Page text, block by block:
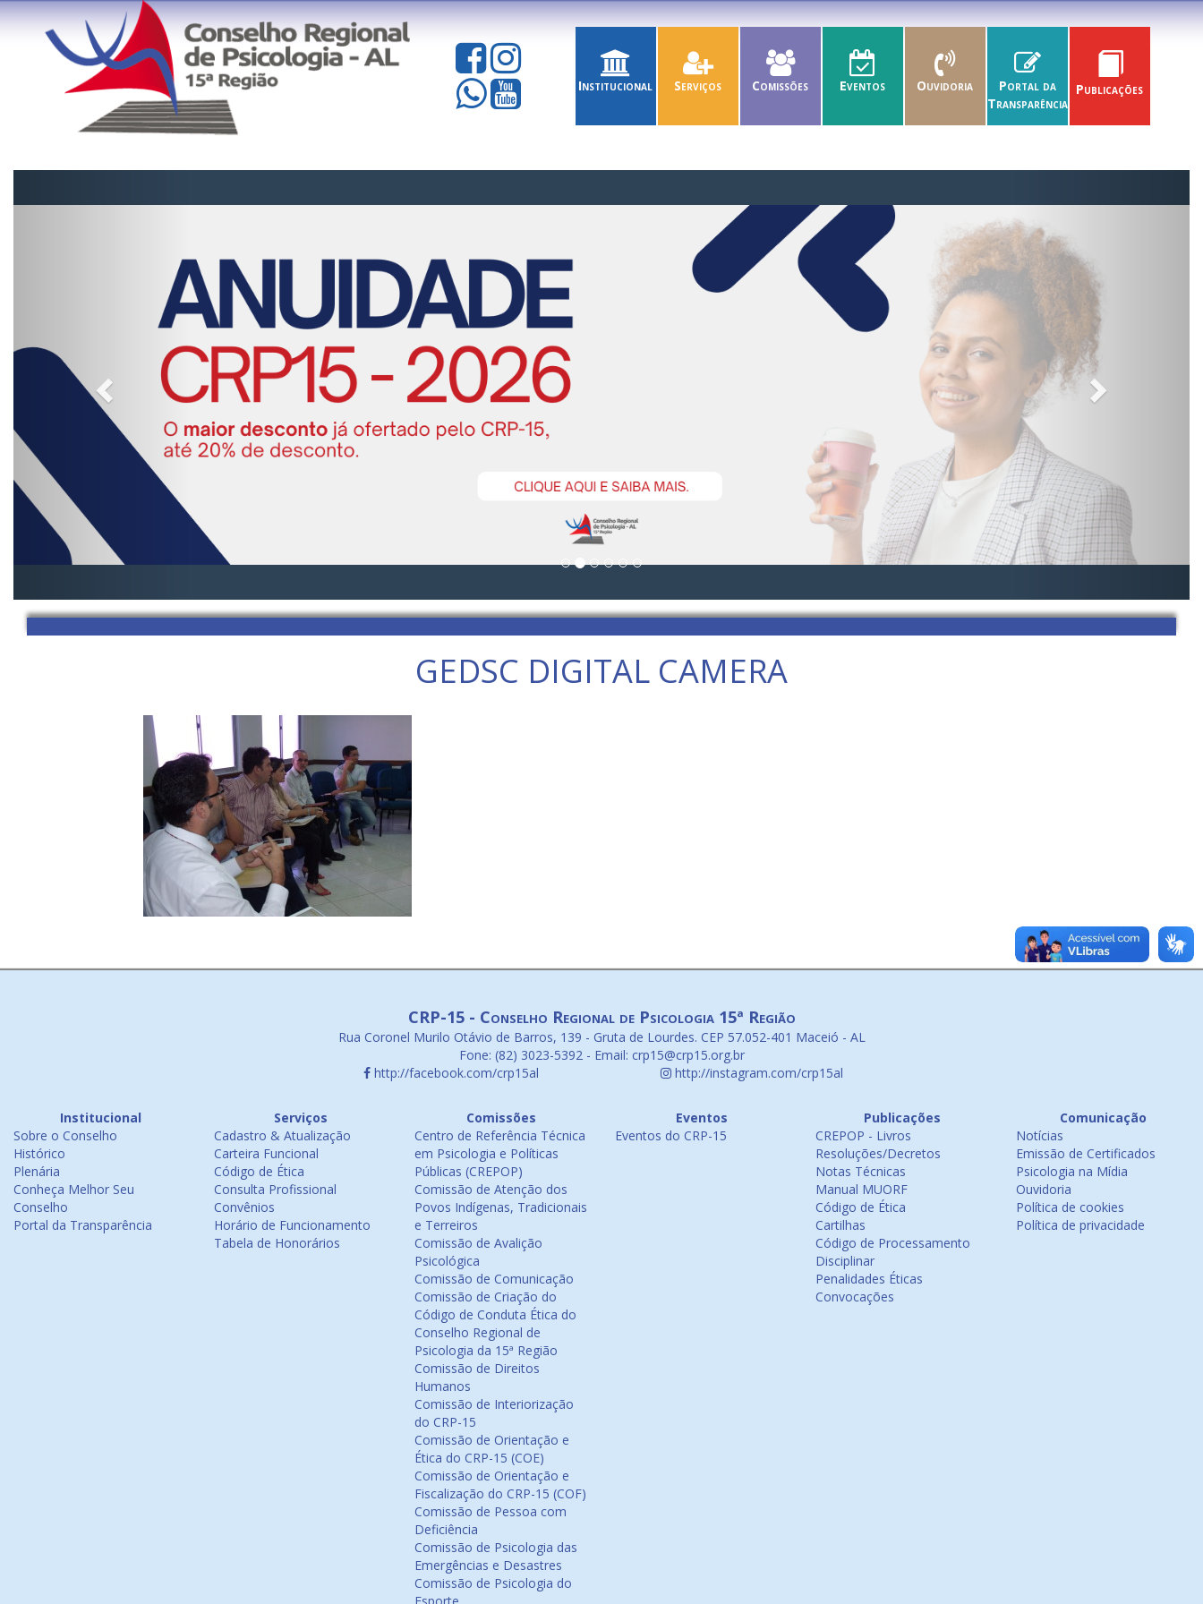
Institucional Serviços Comissões Eventos Ouvidoria
Portal da
Transparência
Publicações
GEDSC DIGITAL CAMERA
CRP-15 - Conselho Regional de Psicologia 15ª Região
Rua Coronel Murilo Otávio de Barros, 139 - Gruta de Lourdes. CEP 57.052-401 Maceió - AL
Fone: (82) 3023-5392 - Email: crp15@crp15.org.br
http://facebook.com/crp15al
http://instagram.com/crp15al
Institucional
Sobre o Conselho
Histórico
Plenária
Conheça Melhor Seu
Conselho
Portal da Transparência
Serviços
Cadastro & Atualização
Carteira Funcional
Código de Ética
Consulta Profissional
Convênios
Horário de Funcionamento
Tabela de Honorários
Comissões
Centro de Referência Técnica
em Psicologia e Políticas
Públicas (CREPOP)
Comissão de Atenção dos
Povos Indígenas, Tradicionais
e Terreiros
Comissão de Avalição
Psicológica
Comissão de Comunicação
Comissão de Criação do
Código de Conduta Ética do
Conselho Regional de
Psicologia da 15ª Região
Comissão de Direitos
Humanos
Comissão de Interiorização
do CRP-15
Comissão de Orientação e
Ética do CRP-15 (COE)
Comissão de Orientação e
Fiscalização do CRP-15 (COF)
Comissão de Pessoa com
Deficiência
Comissão de Psicologia das
Emergências e Desastres
Comissão de Psicologia do
Eventos
Eventos do CRP-15
Publicações
CREPOP - Livros
Resoluções/Decretos
Notas Técnicas
Manual MUORF
Código de Ética
Cartilhas
Código de Processamento
Disciplinar
Penalidades Éticas
Convocações
Comunicação
Notícias
Emissão de Certificados
Psicologia na Mídia
Ouvidoria
Política de cookies
Política de privacidade